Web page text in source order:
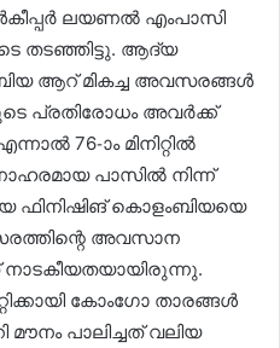
ലയണൽ എംപാസി
തടഞ്ഞിട്ടു. ആദ്യ
ആറ് മികച്ച അവസരങ്ങൾ
പ്രതിരോധം അവർക്ക്
76-ാം മിനിറ്റിൽ
പാസിൽ നിന്ന്
ഫിനിഷിങ് കൊളംബിയയെ
അവസാന
നാടകീയതയായിരുന്നു.
കോംഗോ താരങ്ങൾ
പാലിച്ചത് വലിയ